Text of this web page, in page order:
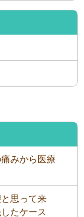
みから医療
思って来
たケース